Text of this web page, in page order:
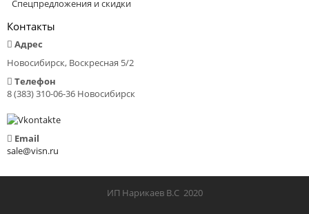
Спецпредложения и скидки
Контакты
Адрес
Новосибирск, Воскресная 5/2
Телефон
8 (383) 310-06-36 Новосибирск
Email
sale@visn.ru
ИП Нарикаев В.С 2020